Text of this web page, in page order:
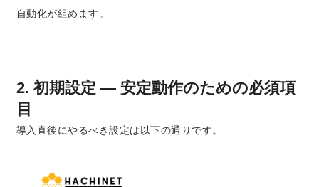
自動化が組めます。
2. 初期設定 ― 安定動作のための必須項
目
導入直後にやるべき設定は以下の通りです。